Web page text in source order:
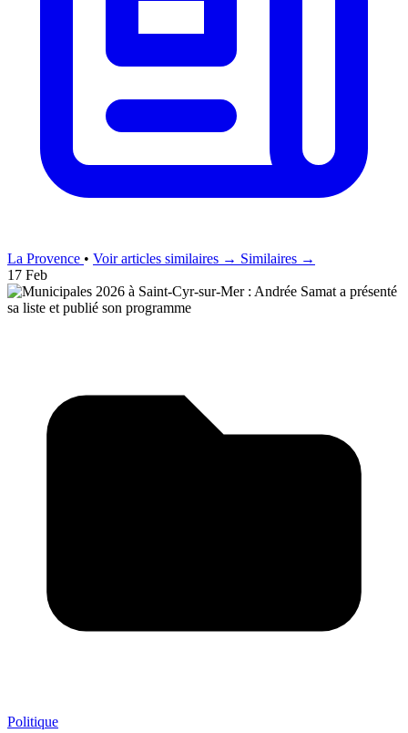
La Provence • Voir articles similaires → Similaires →
17 Feb
Politique